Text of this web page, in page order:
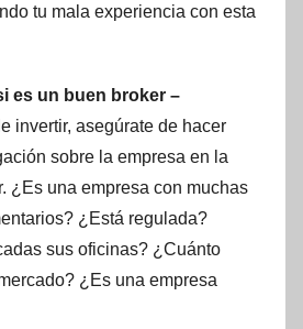
tu mala experiencia con esta
es un buen broker –
invertir, asegúrate de hacer
sobre la empresa en la
¿Es una empresa con muchas
¿Está regulada?
sus oficinas? ¿Cuánto
¿Es una empresa